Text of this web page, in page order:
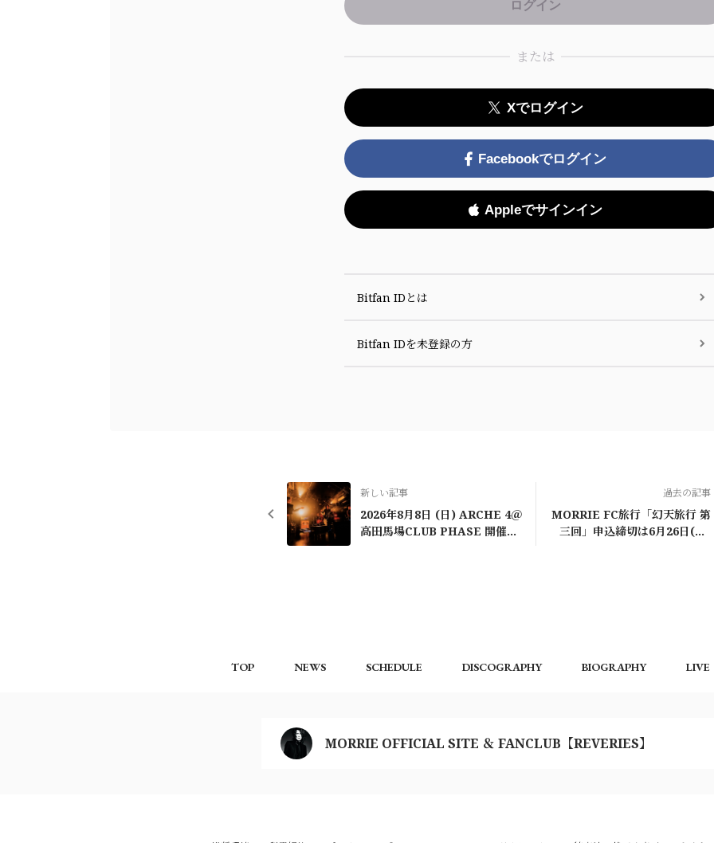
または
Xでログイン
Facebookでログイン
Appleでサインイン
Bitfan IDとは
Bitfan IDを未登録の方
新しい記事
2026年8月8日 (日) ARCHE 4＠
高田馬場CLUB PHASE 開催決
過去の記事
MORRIE FC旅行「幻天旅行 第
三回」申込締切は6月26日(金)
TOP NEWS SCHEDULE DISCOGRAPHY BIOGRAPHY LIVE
MORRIE OFFICIAL SITE ＆ FANCLUB【REVERIES】